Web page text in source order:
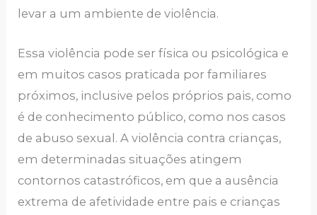
levar a um ambiente de violência.
Essa violência pode ser física ou psicológica e
em muitos casos praticada por familiares
próximos, inclusive pelos próprios pais, como
é de conhecimento público, como nos casos
de abuso sexual. A violência contra crianças,
em determinadas situações atingem
contornos catastróficos, em que a ausência
extrema de afetividade entre pais e crianças